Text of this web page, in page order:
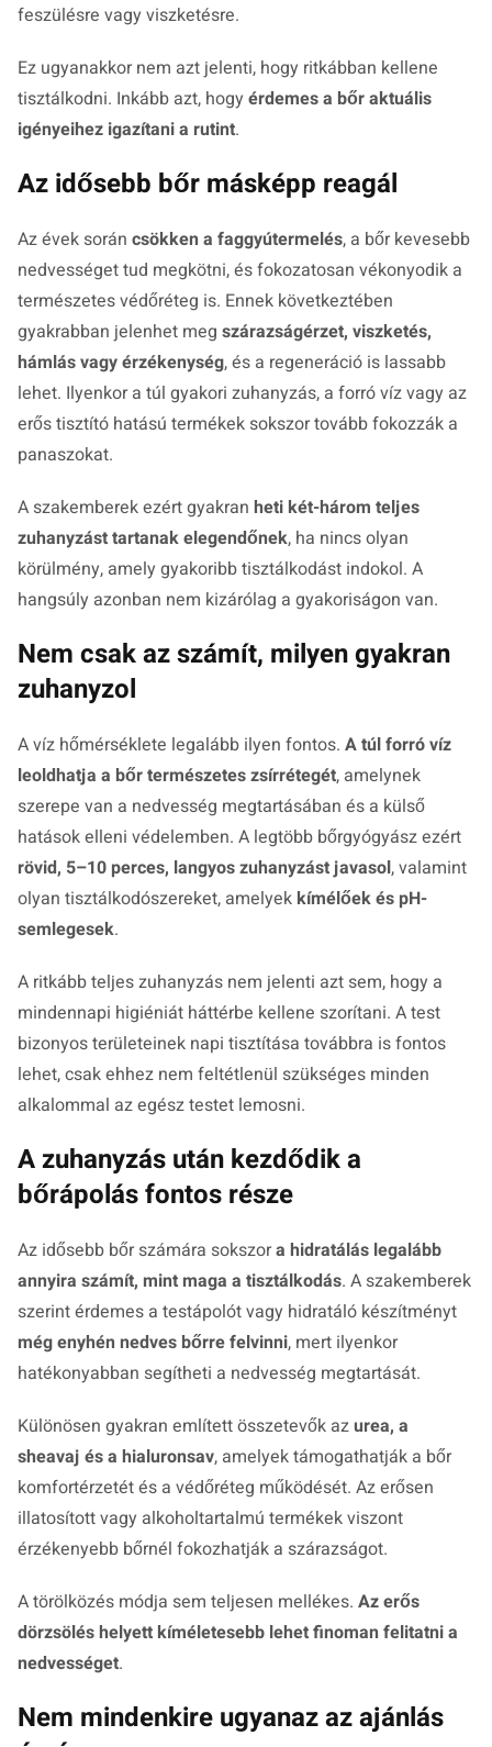
feszülésre vagy viszketésre.
Ez ugyanakkor nem azt jelenti, hogy ritkábban kellene
tisztálkodni. Inkább azt, hogy érdemes a bőr aktuális
igényeihez igazítani a rutint.
Az idősebb bőr másképp reagál
Az évek során csökken a faggyútermelés, a bőr kevesebb
nedvességet tud megkötni, és fokozatosan vékonyodik a
természetes védőréteg is. Ennek következtében
gyakrabban jelenhet meg szárazságérzet, viszketés,
hámlás vagy érzékenység, és a regeneráció is lassabb
lehet. Ilyenkor a túl gyakori zuhanyzás, a forró víz vagy az
erős tisztító hatású termékek sokszor tovább fokozzák a
panaszokat.
A szakemberek ezért gyakran heti két-három teljes
zuhanyzást tartanak elegendőnek, ha nincs olyan
körülmény, amely gyakoribb tisztálkodást indokol. A
hangsúly azonban nem kizárólag a gyakoriságon van.
Nem csak az számít, milyen gyakran
zuhanyzol
A víz hőmérséklete legalább ilyen fontos. A túl forró víz
leoldhatja a bőr természetes zsírrétegét, amelynek
szerepe van a nedvesség megtartásában és a külső
hatások elleni védelemben. A legtöbb bőrgyógyász ezért
rövid, 5–10 perces, langyos zuhanyzást javasol, valamint
olyan tisztálkodószereket, amelyek kímélőek és pH-
semlegesek.
A ritkább teljes zuhanyzás nem jelenti azt sem, hogy a
mindennapi higiéniát háttérbe kellene szorítani. A test
bizonyos területeinek napi tisztítása továbbra is fontos
lehet, csak ehhez nem feltétlenül szükséges minden
alkalommal az egész testet lemosni.
A zuhanyzás után kezdődik a
bőrápolás fontos része
Az idősebb bőr számára sokszora hidratálás legalább
annyira számít, mint maga a tisztálkodás. A szakemberek
szerint érdemes a testápolót vagy hidratáló készítményt
még enyhén nedves bőrre felvinni, mert ilyenkor
hatékonyabban segítheti a nedvesség megtartását.
Különösen gyakran említett összetevők azurea, a
sheavaj és a hialuronsav, amelyek támogathatják a bőr
komfortérzetét és a védőréteg működését. Az erősen
illatosított vagy alkoholtartalmú termékek viszont
érzékenyebb bőrnél fokozhatják a szárazságot.
A törölközés módja sem teljesen mellékes. Az erős
dörzsölés helyett kíméletesebb lehet finoman felitatni a
nedvességet.
Nem mindenkire ugyanaz az ajánlás